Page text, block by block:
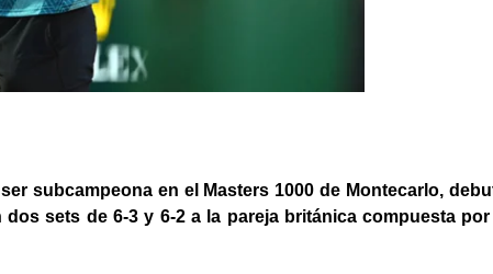
subcampeona en el Masters 1000 de Montecarlo,
sets de 6-3 y 6-2 a la pareja británica compuesta